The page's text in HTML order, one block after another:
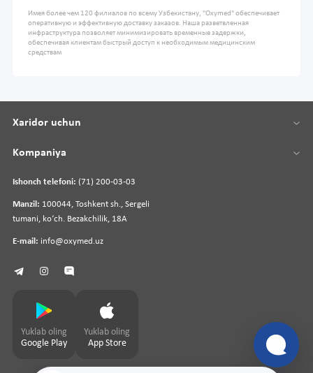
Имея более чем 120 филиалов по всему Узбекистану, "Oxymed" обеспечивает
оперативную и эффективную доставку заказов. Наша разветвленная
инфраструктура позволяет минимизировать временные задержки,
обеспечивая клиентам быстрый доступ к необходимым медицинским
средствам
Ishonch telefoni: (71) 200-03-03
Manzil: 100044, Toshkent sh., Sergeli
tumani, koʻch. Bezakchilik, 18A
E-mail: info@oxymed.uz
Xaridor uchun
Kompaniya
Yuklab oling
Google Play
Yuklab oling
App Store